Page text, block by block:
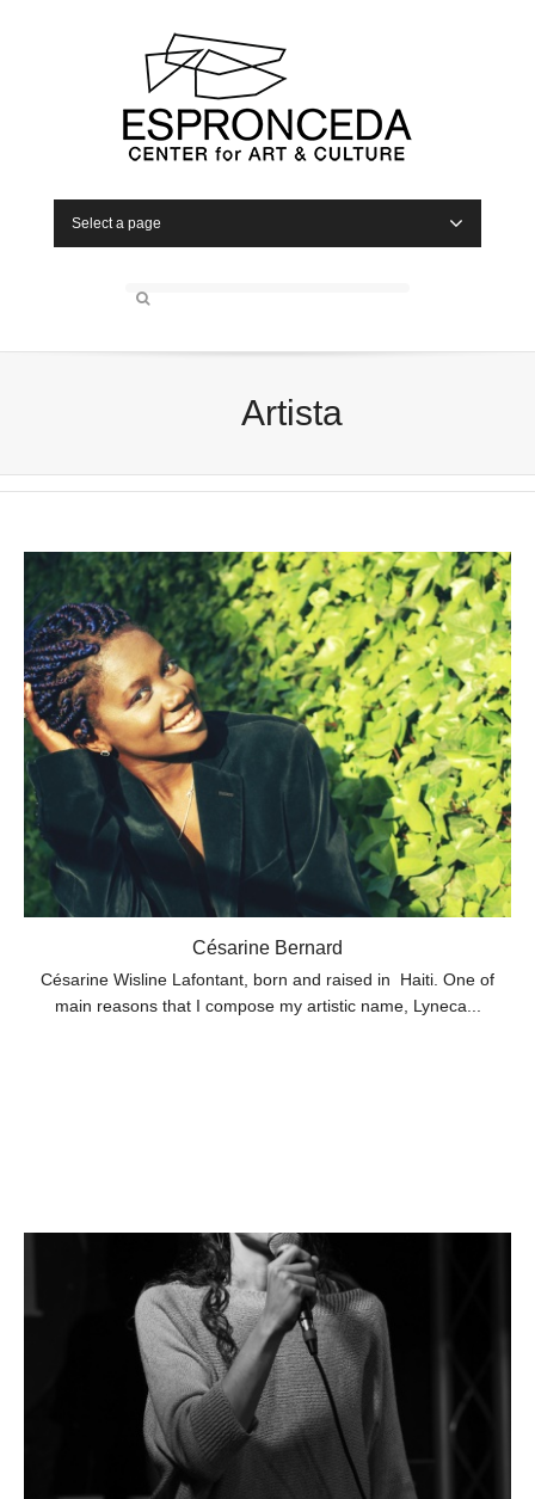
Select a page
Artista
Césarine Bernard
Césarine Wisline Lafontant, born and raised in Haiti. One of
main reasons that I compose my artistic name, Lyneca...